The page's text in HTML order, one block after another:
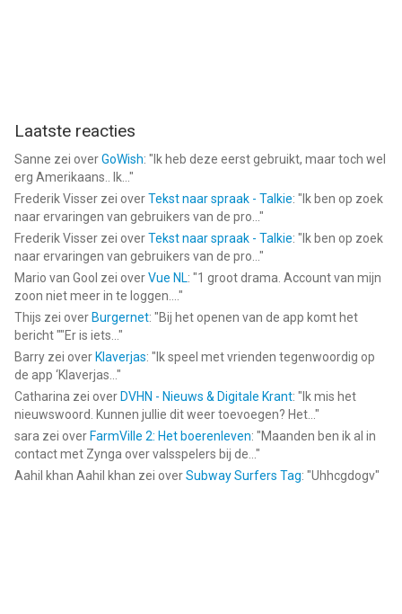
Laatste reacties
Sanne zei overGoWish: " Ik heb deze eerst gebruikt, maar toch wel
erg Amerikaans.. Ik... "
Frederik Visser zei overTekst naar spraak - Talkie: " Ik ben op zoek
naar ervaringen van gebruikers van de pro... "
Frederik Visser zei overTekst naar spraak - Talkie: " Ik ben op zoek
naar ervaringen van gebruikers van de pro... "
Mario van Gool zei overVue NL: "1 groot drama. Account van mijn
zoon niet meer in te loggen.... "
Thijs zei over Burgernet: "Bij het openen van de app komt het
bericht ""Er is iets... "
Barry zei over Klaverjas: " Ik speel met vrienden tegenwoordig op
de app ‘Klaverjas... "
Catharina zei over DVHN - Nieuws & Digitale Krant: " Ik mis het
nieuwswoord. Kunnen jullie dit weer toevoegen? Het... "
sara zei over FarmVille 2: Het boerenleven: "Maanden ben ik al in
contact met Zynga over valsspelers bij de... "
Aahil khan Aahil khan zei overSubway Surfers Tag: "Uhhcgdogv"